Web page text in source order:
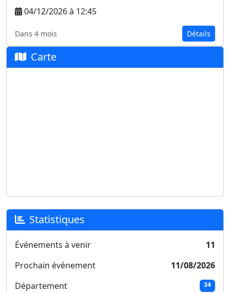
04/12/2026 à 12:45
Dans 4 mois Détails
Carte
Statistiques
Événements à venir
11
Prochain événement
11/08/2026
Département
34